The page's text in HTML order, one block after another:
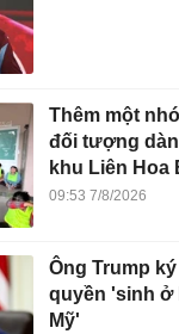
Thêm một
đối tượng
khu Liên Hoa
09:53 7/8/2026
Ông Trump
quyền 'sinh ở
Mỹ'